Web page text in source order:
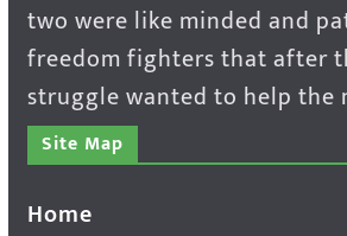
two were like minded and
freedom fighters that after
struggle wanted to help the
Site Map
Home